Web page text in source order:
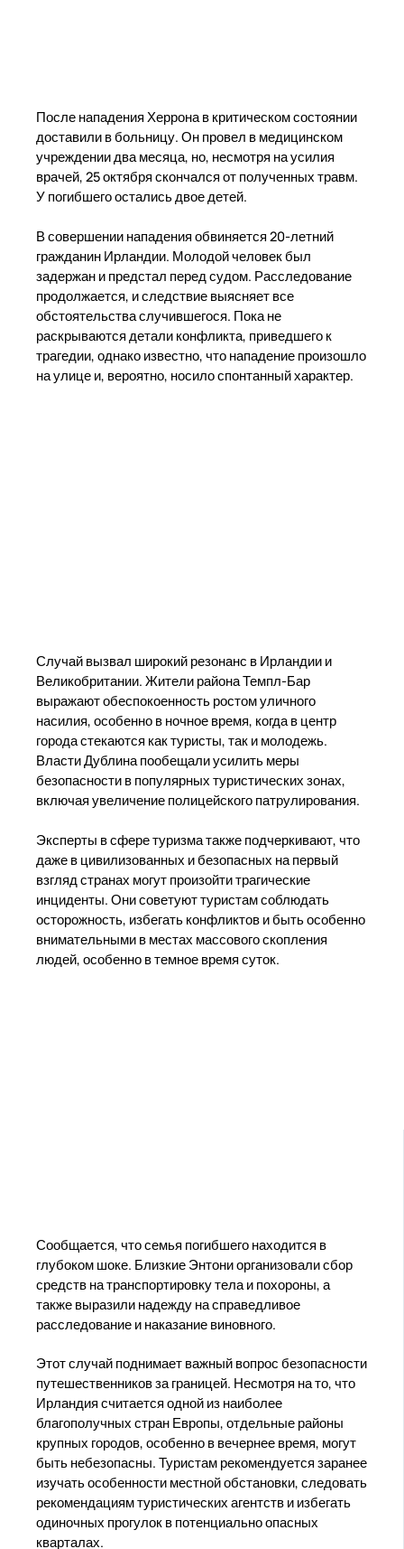
После нападения Херрона в критическом состоянии
доставили в больницу. Он провел в медицинском
учреждении два месяца, но, несмотря на усилия
врачей, 25 октября скончался от полученных травм.
У погибшего остались двое детей.
В совершении нападения обвиняется 20-летний
гражданин Ирландии. Молодой человек был
задержан и предстал перед судом. Расследование
продолжается, и следствие выясняет все
обстоятельства случившегося. Пока не
раскрываются детали конфликта, приведшего к
трагедии, однако известно, что нападение произошло
на улице и, вероятно, носило спонтанный характер.
Случай вызвал широкий резонанс в Ирландии и
Великобритании. Жители района Темпл-Бар
выражают обеспокоенность ростом уличного
насилия, особенно в ночное время, когда в центр
города стекаются как туристы, так и молодежь.
Власти Дублина пообещали усилить меры
безопасности в популярных туристических зонах,
включая увеличение полицейского патрулирования.
Эксперты в сфере туризма также подчеркивают, что
даже в цивилизованных и безопасных на первый
взгляд странах могут произойти трагические
инциденты. Они советуют туристам соблюдать
осторожность, избегать конфликтов и быть особенно
внимательными в местах массового скопления
людей, особенно в темное время суток.
Сообщается, что семья погибшего находится в
глубоком шоке. Близкие Энтони организовали сбор
средств на транспортировку тела и похороны, а
также выразили надежду на справедливое
расследование и наказание виновного.
Этот случай поднимает важный вопрос безопасности
путешественников за границей. Несмотря на то, что
Ирландия считается одной из наиболее
благополучных стран Европы, отдельные районы
крупных городов, особенно в вечернее время, могут
быть небезопасны. Туристам рекомендуется заранее
изучать особенности местной обстановки, следовать
рекомендациям туристических агентств и избегать
одиночных прогулок в потенциально опасных
кварталах.